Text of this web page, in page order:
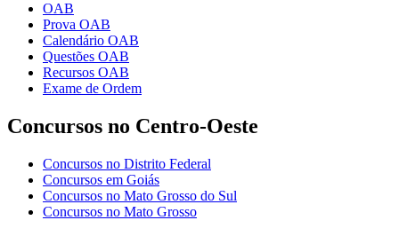
OAB
Prova OAB
Calendário OAB
Questões OAB
Recursos OAB
Exame de Ordem
Concursos no Centro-Oeste
Concursos no Distrito Federal
Concursos em Goiás
Concursos no Mato Grosso do Sul
Concursos no Mato Grosso